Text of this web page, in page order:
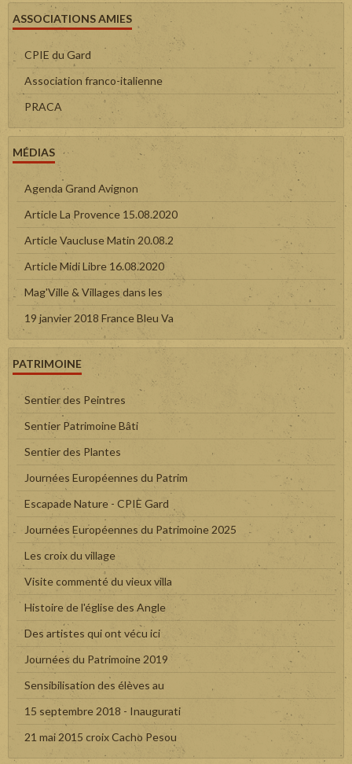
ASSOCIATIONS AMIES
CPIE du Gard
Association franco-italienne
PRACA
MÉDIAS
Agenda Grand Avignon
Article La Provence 15.08.2020
Article Vaucluse Matin 20.08.2
Article Midi Libre 16.08.2020
Mag'Ville & Villages dans les
19 janvier 2018 France Bleu Va
PATRIMOINE
Sentier des Peintres
Sentier Patrimoine Bâti
Sentier des Plantes
Journées Européennes du Patrim
Escapade Nature - CPIE Gard
Journées Européennes du Patrimoine 2025
Les croix du village
Visite commenté du vieux villa
Histoire de l'église des Angle
Des artistes qui ont vécu ici
Journées du Patrimoine 2019
Sensibilisation des élèves au
15 septembre 2018 - Inaugurati
21 mai 2015 croix Cacho Pesou